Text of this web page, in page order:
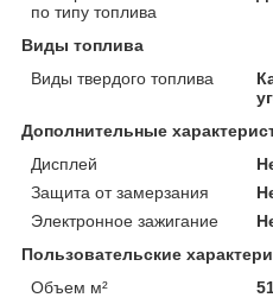
по типу топлива
Виды топлива
Виды твердого топлива
Дополнительные
Дисплей
Защита от замерзания
Электронное зажигание
Пользовательские
Объем м²